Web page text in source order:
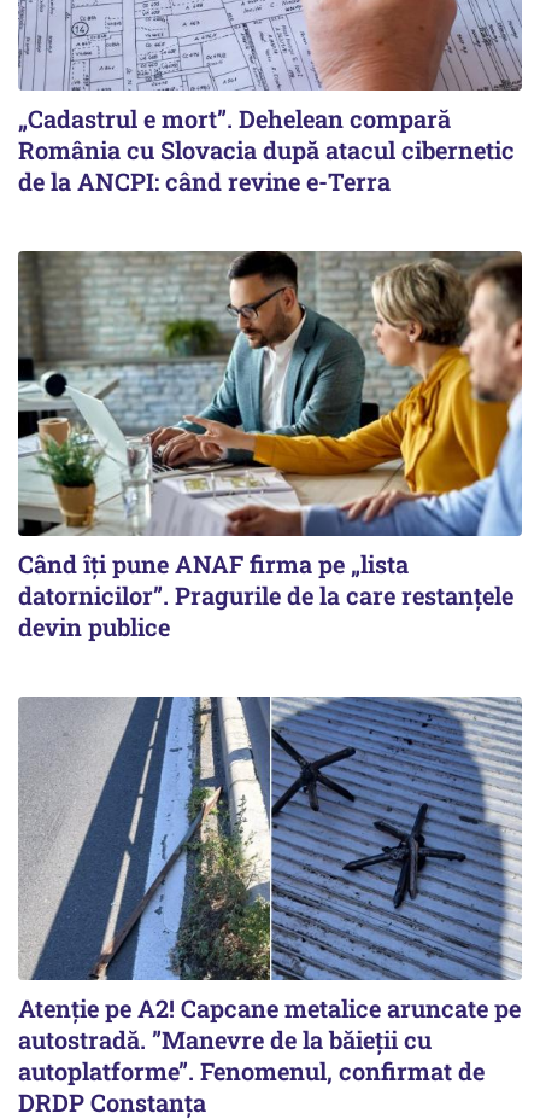
„Cadastrul e mort”. Dehelean compară
România cu Slovacia după atacul cibernetic
de la ANCPI: când revine e-Terra
Când îți pune ANAF firma pe „lista
datornicilor”. Pragurile de la care restanțele
devin publice
Atenție pe A2! Capcane metalice aruncate pe
autostradă. ”Manevre de la băieții cu
autoplatforme”. Fenomenul, confirmat de
DRDP Constanța